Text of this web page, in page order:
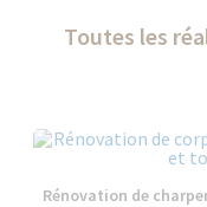
Toutes les
Rénovation de